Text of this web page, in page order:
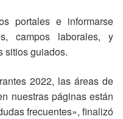
portales e informarse
campos laborales, y
sitios guiados.
2022, las áreas de
nuestras páginas están
frecuentes», finalizó